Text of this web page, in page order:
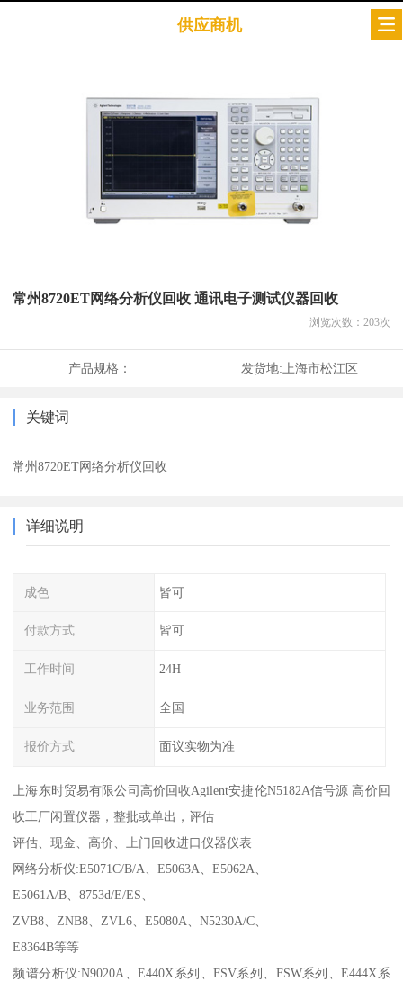
供应商机
常州8720ET网络分析仪回收 通讯电子测试仪器回收
浏览次数： 203次
产品规格： 发货地:上海市松江区
关键词
常州8720ET网络分析仪回收
详细说明
成色 皆可
付款方式 皆可
工作时间 24H
业务范围 全国
报价方式 面议实物为准
上海东时贸易有限公司高价回收Agilent安捷伦N5182A信号源 高价回
收工厂闲置仪器，整批或单出，评估
评估、现金、高价、上门回收进口仪器仪表
网络分析仪:E5071C/B/A、E5063A、E5062A、
E5061A/B、8753d/E/ES、
ZVB8、ZNB8、ZVL6、E5080A、N5230A/C、
E8364B等等
频谱分析仪:N9020A、E440X系列、FSV系列、FSW系列、E444X系